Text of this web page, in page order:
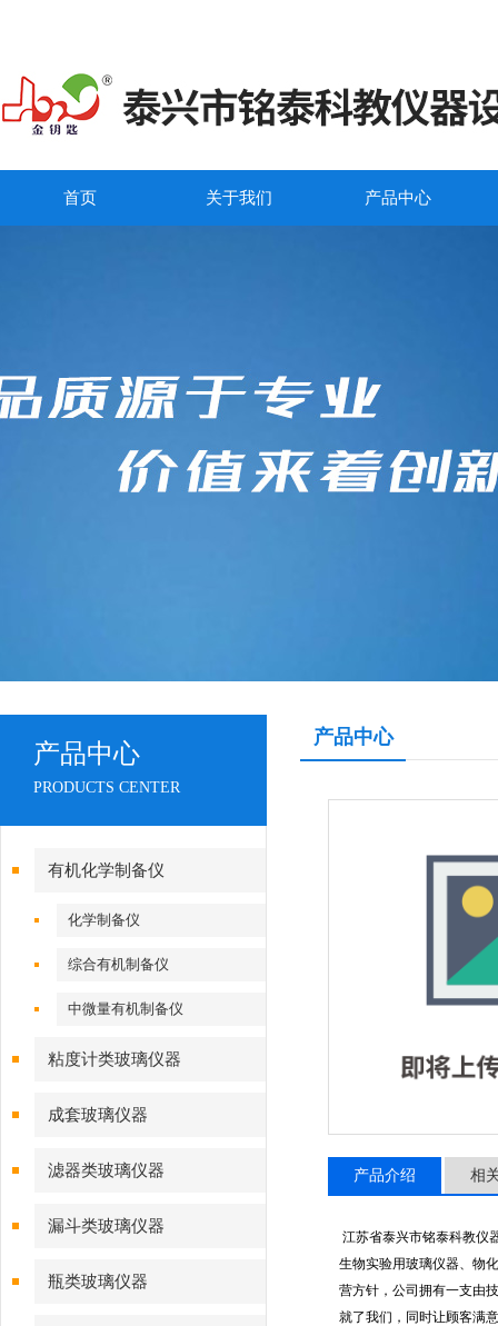
首页 关于我们 产品中心
产品中心
PRODUCTS CENTER
有机化学制备仪
化学制备仪
综合有机制备仪
中微量有机制备仪
粘度计类玻璃仪器
成套玻璃仪器
滤器类玻璃仪器
漏斗类玻璃仪器
瓶类玻璃仪器
产品中心
产品介绍 相
江苏省泰兴市铭泰科教仪
生物实验用玻璃仪器、物
营方针，公司拥有一支由
就了我们，同时让顾客满